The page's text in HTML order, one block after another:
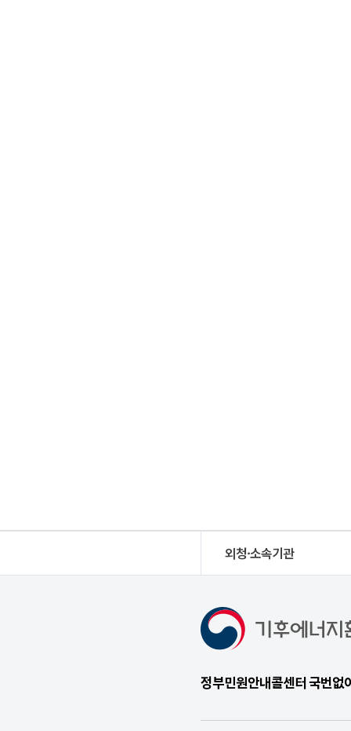
외청·소속기관
정부민원안내콜센터 국번